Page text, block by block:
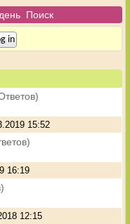
Поиск
15:52
16:19
12:15